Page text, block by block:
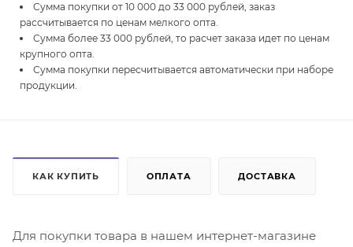
Сумма покупки от 10 000 до 33 000 рублей, заказ
рассчитывается по ценам мелкого опта.
Сумма более 33 000 рублей, то расчет заказа идет по ценам
крупного опта.
Сумма покупки пересчитывается автоматически при наборе
продукции.
КАК КУПИТЬ ОПЛАТА ДОСТАВКА
Для покупки товара в нашем интернет-магазине